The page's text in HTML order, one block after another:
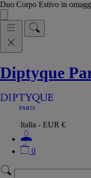
Duo Corpo Estivo in
Diptyque
Italia - EUR €
0